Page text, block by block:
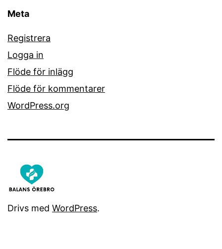
Meta
Registrera
Logga in
Flöde för inlägg
Flöde för kommentarer
WordPress.org
Drivs med WordPress.